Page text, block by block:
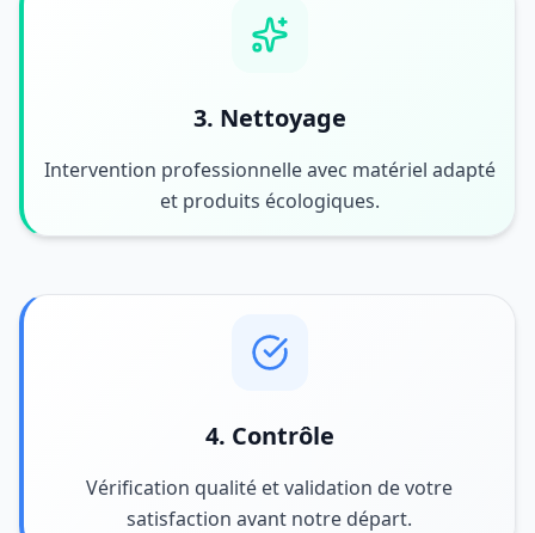
3. Nettoyage
Intervention professionnelle avec matériel adapté
et produits écologiques.
4. Contrôle
Vérification qualité et validation de votre
satisfaction avant notre départ.